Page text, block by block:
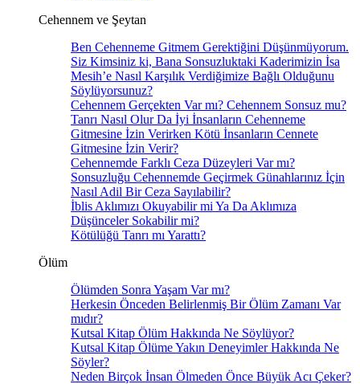
Cehennem ve Şeytan
Ben Cehenneme Gitmem Gerektiğini Düşünmüyorum.
Siz Kimsiniz ki, Bana Sonsuzluktaki Kaderimizin İsa
Mesih’e Nasıl Karşılık Verdiğimize Bağlı Olduğunu
Söylüyorsunuz?
Cehennem Gerçekten Var mı? Cehennem Sonsuz mu?
Tanrı Nasıl Olur Da İyi İnsanların Cehenneme
Gitmesine İzin Verirken Kötü İnsanların Cennete
Gitmesine İzin Verir?
Cehennemde Farklı Ceza Düzeyleri Var mı?
Sonsuzluğu Cehennemde Geçirmek Günahlarınız İçin
Nasıl Adil Bir Ceza Sayılabilir?
İblis Aklımızı Okuyabilir mi Ya Da Aklımıza
Düşünceler Sokabilir mi?
Kötülüğü Tanrı mı Yarattı?
Ölüm
Ölümden Sonra Yaşam Var mı?
Herkesin Önceden Belirlenmiş Bir Ölüm Zamanı Var
mıdır?
Kutsal Kitap Ölüm Hakkında Ne Söylüyor?
Kutsal Kitap Ölüme Yakın Deneyimler Hakkında Ne
Söyler?
Neden Birçok İnsan Ölmeden Önce Büyük Acı Çeker?